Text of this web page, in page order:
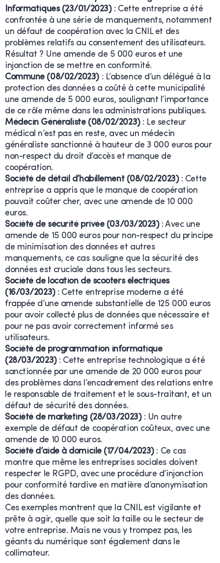
Informatiques (23/01/2023): Cette entreprise a été
confrontée à une série de manquements, notamment
un défaut de coopération avec la CNIL et des
problèmes relatifs au consentement des utilisateurs.
Résultat ? Une amende de 5 000 euros et une
injonction de se mettre en conformité.
Commune (08/02/2023) : L’absence d’un délégué à la
protection des données a coûté à cette municipalité
une amende de 5 000 euros, soulignant l’importance
de ce rôle même dans les administrations publiques.
Médecin Généraliste (08/02/2023): Le secteur
médical n’est pas en reste, avec un médecin
généraliste sanctionné à hauteur de 3 000 euros pour
non-respect du droit d’accès et manque de
coopération.
Société de détail d’habillement (08/02/2023): Cette
entreprise a appris que le manque de coopération
pouvait coûter cher, avec une amende de 10 000
euros.
Société de sécurité privée (03/03/2023): Avec une
amende de 15 000 euros pour non-respect du principe
de minimisation des données et autres
manquements, ce cas souligne que la sécurité des
données est cruciale dans tous les secteurs.
Société de location de scooters électriques
(16/03/2023): Cette entreprise moderne a été
frappée d’une amende substantielle de 125 000 euros
pour avoir collecté plus de données que nécessaire et
pour ne pas avoir correctement informé ses
utilisateurs.
Société de programmation informatique
(28/03/2023): Cette entreprise technologique a été
sanctionnée par une amende de 20 000 euros pour
des problèmes dans l’encadrement des relations entre
le responsable de traitement et le sous-traitant, et un
défaut de sécurité des données.
Société de marketing (28/03/2023): Un autre
exemple de défaut de coopération coûteux, avec une
amende de 10 000 euros.
Société d’aide à domicile (17/04/2023): Ce cas
montre que même les entreprises sociales doivent
respecter le RGPD, avec une procédure d’injonction
pour conformité tardive en matière d’anonymisation
des données.
Ces exemples montrent que la CNIL est vigilante et
prête à agir, quelle que soit la taille ou le secteur de
votre entreprise. Mais ne vous y trompez pas, les
géants du numérique sont également dans le
collimateur.